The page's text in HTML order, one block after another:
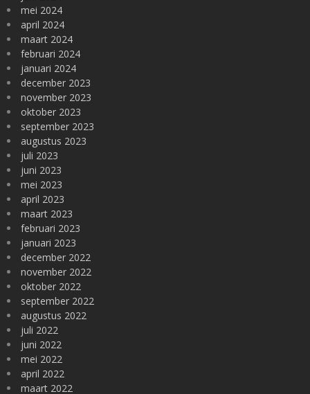
mei 2024
april 2024
maart 2024
februari 2024
januari 2024
december 2023
november 2023
oktober 2023
september 2023
augustus 2023
juli 2023
juni 2023
mei 2023
april 2023
maart 2023
februari 2023
januari 2023
december 2022
november 2022
oktober 2022
september 2022
augustus 2022
juli 2022
juni 2022
mei 2022
april 2022
maart 2022